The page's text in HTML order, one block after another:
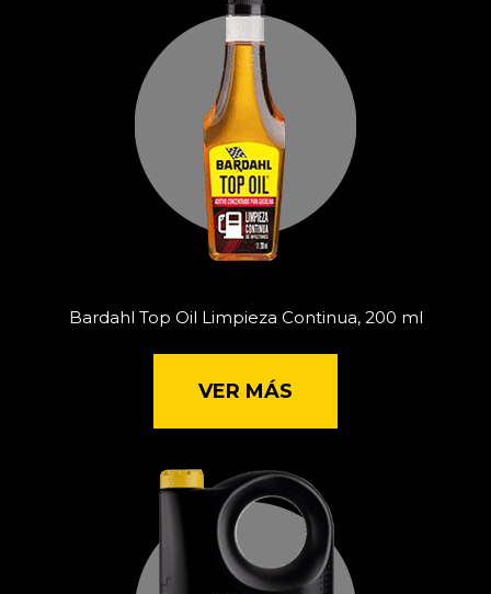
Bardahl Top Oil Limpieza Continua, 200 ml
VER MÁS